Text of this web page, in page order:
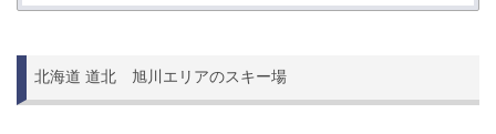
北海道 道北 旭川エリアのスキー場